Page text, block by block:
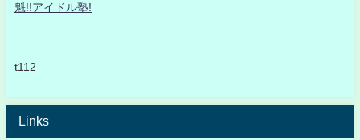
魁!!アイドル塾!
t112
Links